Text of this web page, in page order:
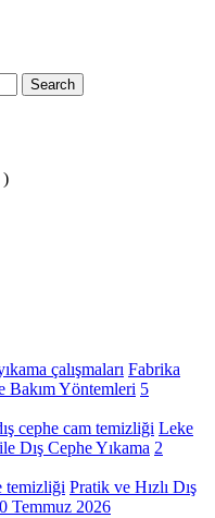
Search
)
Fabrika
Bakım Yöntemleri 5
Leke
Dış Cephe Yıkama 2
Pratik ve Hızlı Dış
Temmuz 2026